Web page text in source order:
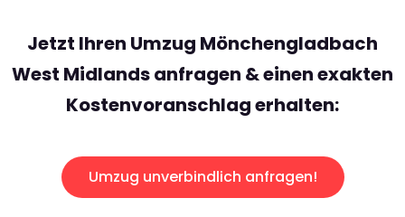
Jetzt Ihren Umzug Mönchengladbach
West Midlands anfragen & einen exakten
Kostenvoranschlag erhalten:
Umzug unverbindlich anfragen!